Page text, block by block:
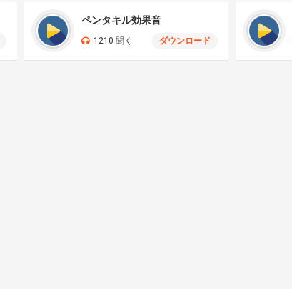
ペンタキル効果音
1210 聞く ダウンロード